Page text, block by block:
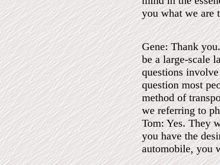
you what we
Gene: Thank
be a large-scale
questions
question most
method of
we referring to
Tom: Yes. They
you have the
automobile, you